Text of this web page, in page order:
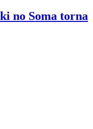
no Soma torna